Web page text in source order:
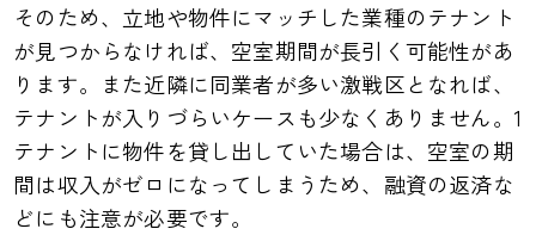
そのため、立地や物件にマッチした業種のテナント
が見つからなければ、空室期間が長引く可能性があ
ります。また近隣に同業者が多い激戦区となれば、
テナントが入りづらいケースも少なくありません。1
テナントに物件を貸し出していた場合は、空室の期
間は収入がゼロになってしまうため、融資の返済な
どにも注意が必要です。